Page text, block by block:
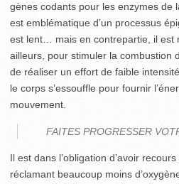
gènes codants pour les enzymes de
est emblématique d’un processus
est lent… mais en contrepartie, il est
ailleurs, pour stimuler la combustion
de réaliser un effort de faible
le corps s’essouffle pour fournir
mouvement.
FAITES PROGRESSER
Il est dans l’obligation d’avoir
réclamant beaucoup moins